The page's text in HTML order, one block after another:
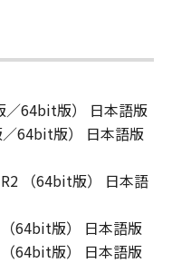
64bit版） 日本語版
64bit版） 日本語版
（64bit版） 日本語
64bit版） 日本語版
64bit版） 日本語版